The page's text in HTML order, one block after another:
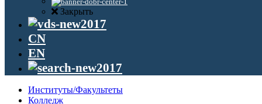
Закрыть
CN
EN
Институты/Факультеты
Колледж